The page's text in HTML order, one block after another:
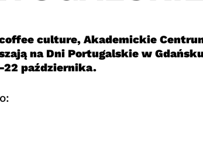
coffee culture, Akademickie
na Dni Portugalskie w
22 października.